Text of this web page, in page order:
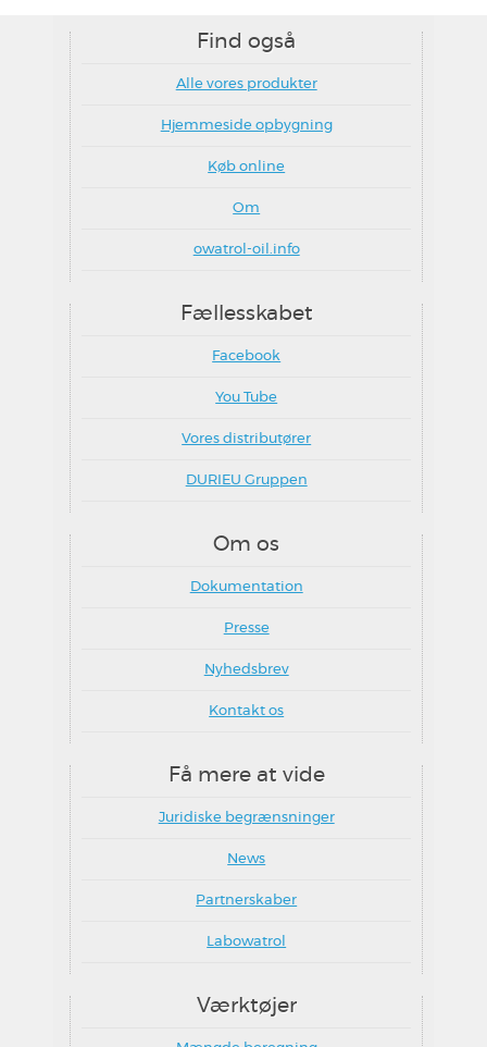
Find også
Alle vores produkter
Hjemmeside opbygning
Køb online
Om
owatrol-oil.info
Fællesskabet
Facebook
You Tube
Vores distributører
DURIEU Gruppen
Om os
Dokumentation
Presse
Nyhedsbrev
Kontakt os
Få mere at vide
Juridiske begrænsninger
News
Partnerskaber
Labowatrol
Værktøjer